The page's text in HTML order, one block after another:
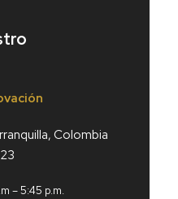
Colombia
– 5:45 p.m.